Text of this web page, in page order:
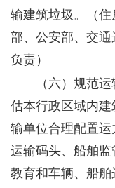
输建筑垃圾。
（
部、公安部、交
负责）
（六）规范运
估本行政区域内
输单位合理配置
运输码头、船舶
教育和车辆、船